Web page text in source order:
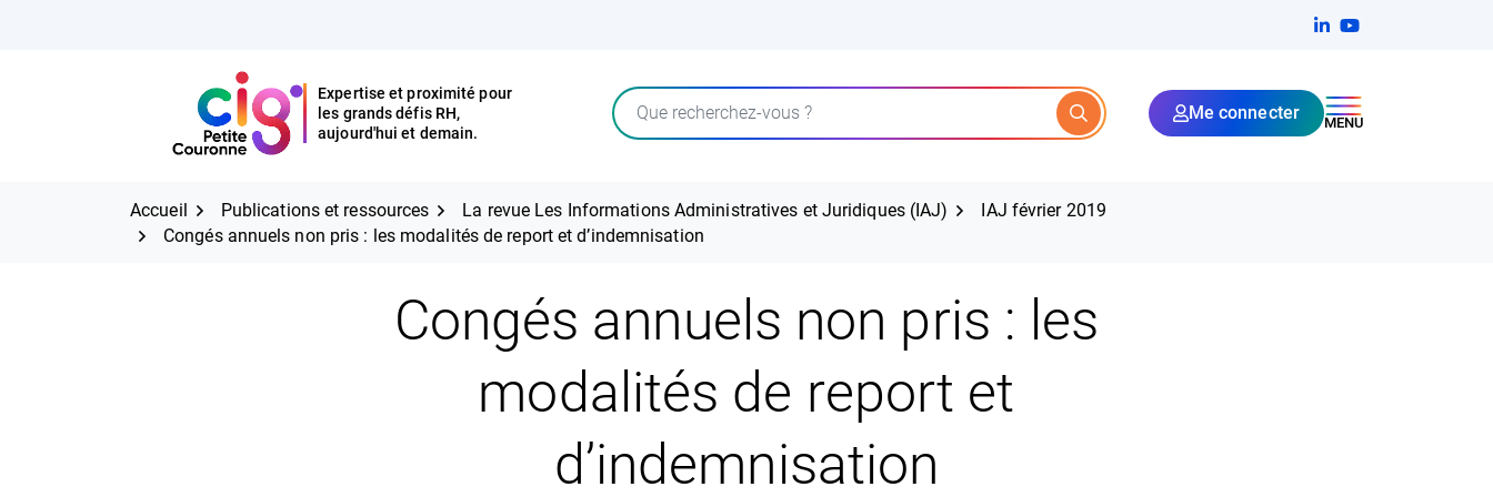
Linkedin
(ouverture dans un
YouTube
(ouverture dans
CIG Petite Couronne
Expertise et proximité pour
les grands défis RH,
aujourd'hui et demain.
Rechercher
Rechercher
Me connecter MENU
CIG Petite Couronne
Expertise et proximité pour
les grands défis RH,
aujourd'hui et demain.
Accueil Publications et ressources La revue Les Informations Administratives et Juridiques (IAJ)
IAJ février 2019
Congés annuels non pris : les modalités de report et d’indemnisation
Congés annuels non pris : les
modalités de report et
d’indemnisation